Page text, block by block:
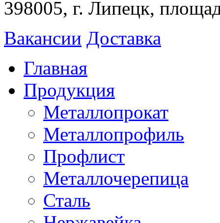
398005, г. Липецк,
Вакансии Доставка
Главная
Продукция
Металлопрокат
Металлопрофиль
Профлист
Металлочерепица
Сталь